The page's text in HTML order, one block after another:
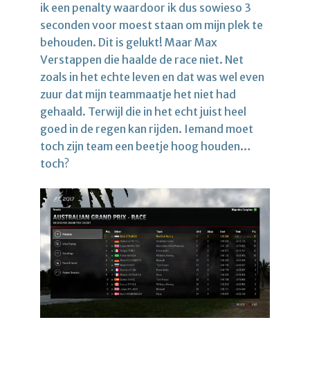
ik een penalty waardoor ik dus sowieso 3
seconden voor moest staan om mijn plek te
behouden. Dit is gelukt! Maar Max
Verstappen die haalde de race niet. Net
zoals in het echte leven en dat was wel even
zuur dat mijn teammaatje het niet had
gehaald. Terwijl die in het echt juist heel
goed in de regen kan rijden. Iemand moet
toch zijn team een beetje hoog houden…
toch?